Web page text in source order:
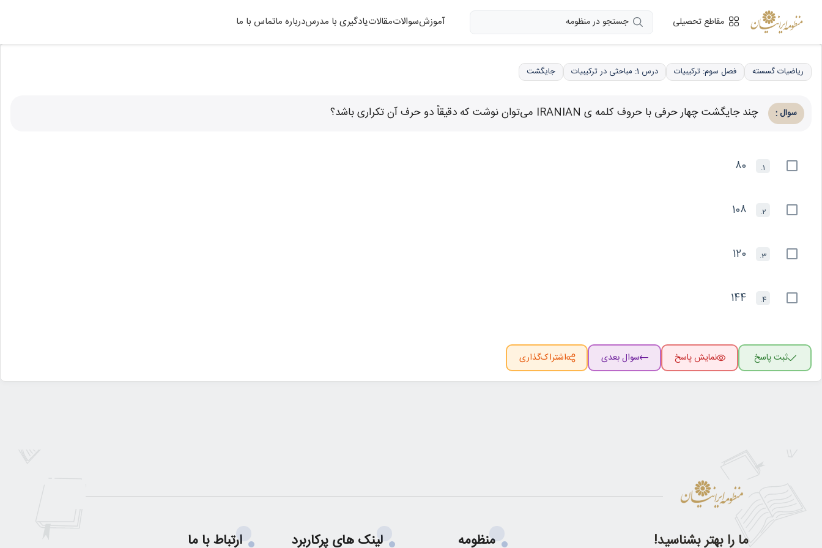
مقاطع تحصیلی جستجو در منظومه آموزشسوالاتمقالاتیادگیری با مدرسدرباره ماتماس با ما
ریاضیات گسسته فصل سوم: ترکیبیات درس 1: مباحثی در ترکیبیات جایگشت
سوال : چند جایگشت چهار حرفی با حروف کلمه ی IRANIAN می‌توان نوشت که دقیقاً دو حرف آن تکراری باشد؟
1.
80
2.
108
3.
120
4.
144
ثبت پاسخ نمایش پاسخ سوال بعدی اشتراک‌گذاری
ما را بهتر بشناسید! منظومه لینک های پرکاربرد ارتباط با ما